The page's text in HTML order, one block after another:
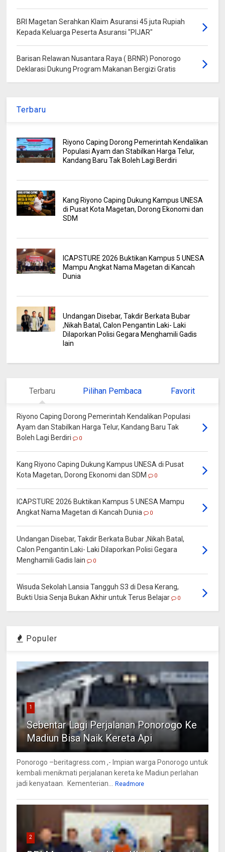
BRI Magetan Serahkan Klaim Asuransi 45 juta Rupiah
Kepada Keluarga Peserta Asuransi "PIJAR"
Barisan Relawan Nusantara Raya ( BRNR) Ponorogo
Deklarasi Dukung Program Makanan Bergizi Gratis
Terbaru
Riyono Caping Dorong Pemerintah Kendalikan
Populasi Ayam dan Stabilkan Harga Telur,
Kandang Baru Tak Boleh Lagi Berdiri
Kang Riyono Caping Dukung Kampus UNESA
di Pusat Kota Magetan, Dorong Ekonomi dan
SDM
ICAPSTURE 2026 Buktikan Kampus 5 UNESA
Mampu Angkat Nama Magetan di Kancah
Dunia
Undangan Disebar, Takdir Berkata Bubar
,Nikah Batal, Calon Pengantin Laki- Laki
Dilaporkan Polisi Gegara Menghamili Gadis
lain
Terbaru Pilihan Pembaca Favorit
Riyono Caping Dorong Pemerintah Kendalikan Populasi
Ayam dan Stabilkan Harga Telur, Kandang Baru Tak
Boleh Lagi Berdiri
0
Kang Riyono Caping Dukung Kampus UNESA di Pusat
Kota Magetan, Dorong Ekonomi dan SDM
0
ICAPSTURE 2026 Buktikan Kampus 5 UNESA Mampu
Angkat Nama Magetan di Kancah Dunia
0
Undangan Disebar, Takdir Berkata Bubar ,Nikah Batal,
Calon Pengantin Laki- Laki Dilaporkan Polisi Gegara
Menghamili Gadis lain
0
Wisuda Sekolah Lansia Tangguh S3 di Desa Kerang,
Bukti Usia Senja Bukan Akhir untuk Terus Belajar
0
Populer
1
Sebentar Lagi Perjalanan Ponorogo Ke
Madiun Bisa Naik Kereta Api
Ponorogo –beritagress.com ,- Impian warga Ponorogo untuk
kembali menikmati perjalanan kereta ke Madiun perlahan
jadi kenyataan. Kementerian...
Readmore
2